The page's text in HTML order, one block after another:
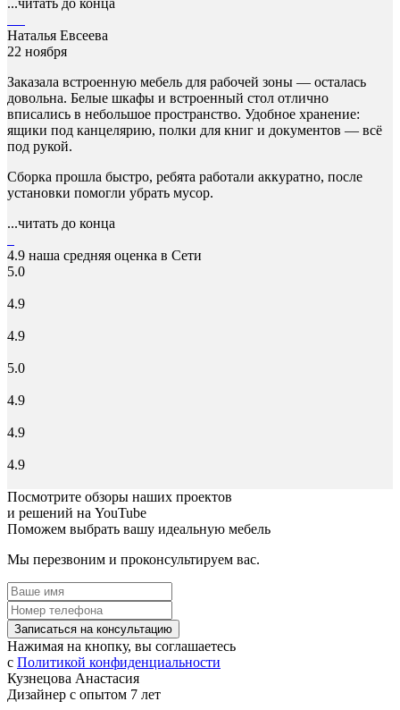
...читать до конца
Наталья Евсеева
22 ноября
Заказала встроенную мебель для рабочей зоны — осталась
довольна. Белые шкафы и встроенный стол отлично
вписались в небольшое пространство. Удобное хранение:
ящики под канцелярию, полки для книг и документов — всё
под рукой.
Сборка прошла быстро, ребята работали аккуратно, после
установки помогли убрать мусор.
...читать до конца
4.9 наша средняя оценка в Сети
5.0
4.9
4.9
5.0
4.9
4.9
4.9
Посмотрите обзоры наших проектов
и решений на YouTube
Поможем выбрать вашу идеальную мебель
Мы перезвоним и проконсультируем вас.
Записаться на консультацию
Нажимая на кнопку, вы соглашаетесь
с Политикой конфиденциальности
Кузнецова Анастасия
Дизайнер с опытом 7 лет